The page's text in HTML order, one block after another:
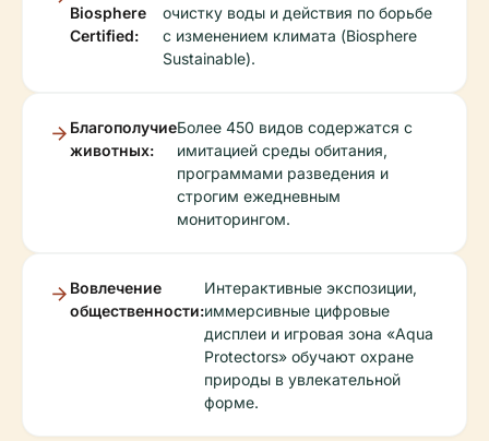
Biosphere
Certified:
очистку воды и действия по борьбе
с изменением климата (Biosphere
Sustainable).
Благополучие
животных:
Более 450 видов содержатся с
имитацией среды обитания,
программами разведения и
строгим ежедневным
мониторингом.
Вовлечение
общественности:
Интерактивные экспозиции,
иммерсивные цифровые
дисплеи и игровая зона «Aqua
Protectors» обучают охране
природы в увлекательной
форме.